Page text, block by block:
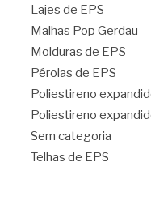
Lajes de EPS
Malhas Pop Gerdau
Molduras de EPS
Pérolas de EPS
Poliestireno
Poliestireno
Sem categoria
Telhas de EPS